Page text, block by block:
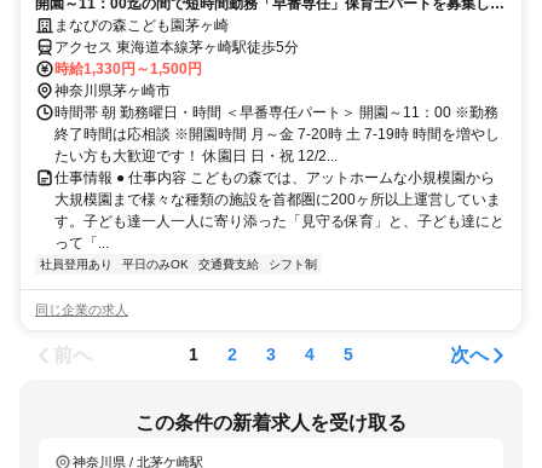
開園～11：00迄の間で短時間勤務「早番専任」保育士パートを募集しま
す！週3日～シフトOK！
まなびの森こども園茅ヶ崎
アクセス 東海道本線茅ヶ崎駅徒歩5分
時給1,330円～1,500円
神奈川県茅ヶ崎市
時間帯 朝 勤務曜日・時間 ＜早番専任パート＞ 開園～11：00 ※勤務
終了時間は応相談 ※開園時間 月～金 7-20時 土 7-19時 時間を増やし
たい方も大歓迎です！ 休園日 日・祝 12/2...
仕事情報 ● 仕事内容 こどもの森では、アットホームな小規模園から
大規模園まで様々な種類の施設を首都圏に200ヶ所以上運営していま
す。子ども達一人一人に寄り添った「見守る保育」と、子ども達にと
って「...
社員登用あり 平日のみOK 交通費支給 シフト制
同じ企業の求人
前へ 1 2 3 4 5 次へ
この条件の新着求人を受け取る
神奈川県 / 北茅ケ崎駅